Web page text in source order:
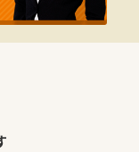
月分の支給実績があ
める好条件の案件で
支給されるため、働
、年末年始の休暇